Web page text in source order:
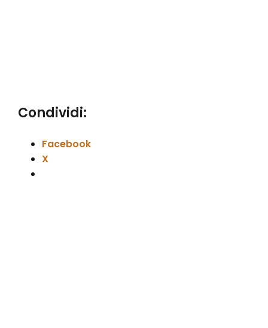
Condividi:
Facebook
X